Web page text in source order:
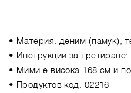
• Материя: деним (памук),
• Инструкции за
• Мими е висока 168 см и
• Продуктов код: 02216